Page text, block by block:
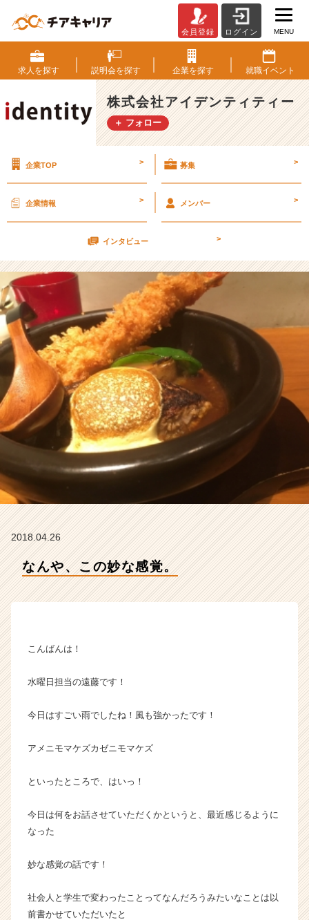
ん
や、
こ
の
妙
な
式
ア
イ
ン
ィ
テ
ィ
ー
の
タ
イ
ム
ラ
イ
ン】
ベ
チ
長
企
か
ト
く
活
イ
ア
（C
会員登録 ログイン MENU
求人を探す 説明会を探す 企業を探す 就職イベント
株式会社アイデンティティー
＋ フォロー
企業TOP > 募集 >
企業情報 > メンバー >
インタビュー >
2018.04.26
なんや、この妙な感覚。
こんばんは！
水曜日担当の遠藤です！
今日はすごい雨でしたね！風も強かったです！
アメニモマケズカゼニモマケズ
といったところで、はいっ！
今日は何をお話させていただくかというと、最近感じるように
なった
妙な感覚の話です！
社会人と学生で変わったことってなんだろうみたいなことは以
前書かせていただいたと